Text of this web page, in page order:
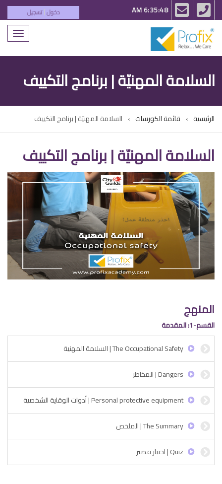
phone
email
6:35:48 AM دخول تسجيل
Toggle
السلامة المهنيّة | برنامج التكييف
الرئيسية قائمة الكورسات السلامة المهنيّة | برنامج التكييف
السلامة المهنيّة | برنامج التكييف
المنهج
القسم-1: المقدمة
The Occupational Safety | السلامة المهنية
Dangers | المخاطر
Personal protective equipment | أدوات الوقاية الشخصية
The Summary | الملخص
Quiz | اختبار قصير